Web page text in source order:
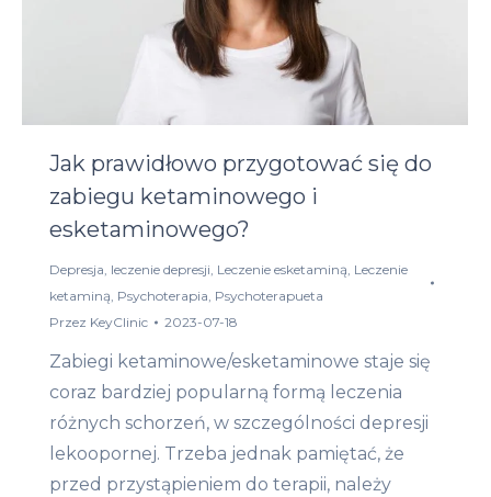
Jak prawidłowo przygotować się do
zabiegu ketaminowego i
esketaminowego?
Depresja leczenie depresji Leczenie esketaminą Leczenie
ketaminą Psychoterapia Psychoterapueta
Przez KeyClinic 2023-07-18
Zabiegi ketaminowe/esketaminowe staje się
coraz bardziej popularną formą leczenia
różnych schorzeń, w szczególności depresji
lekoopornej. Trzeba jednak pamiętać, że
przed przystąpieniem do terapii, należy